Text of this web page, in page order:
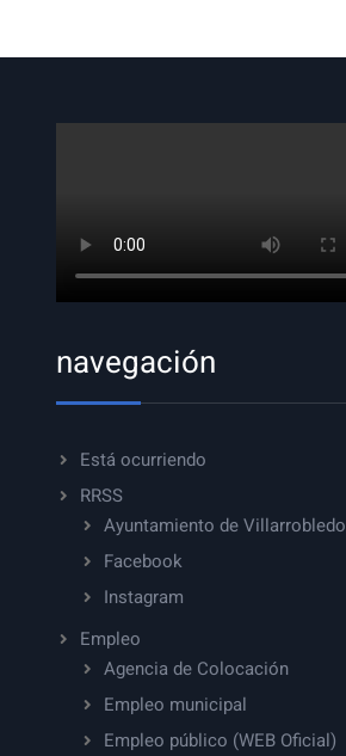
navegación
Está ocurriendo
RRSS
Ayuntamiento de Villarrobledo
Facebook
Instagram
Empleo
Agencia de Colocación
Empleo municipal
Empleo público (WEB Oficial)